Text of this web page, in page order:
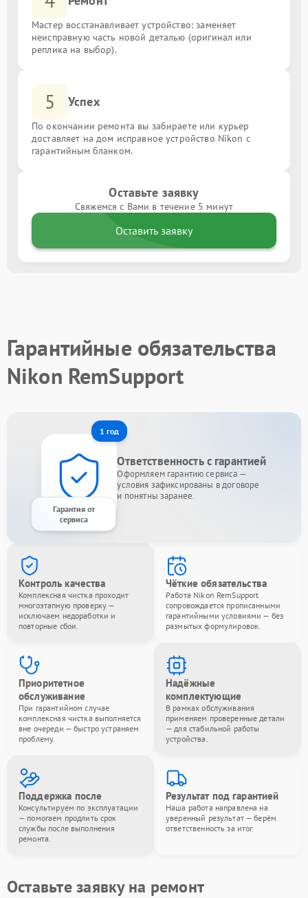
Мастер восстанавливает устройство: заменяет
неисправную часть новой деталью (оригинал или
реплика на выбор).
5 Успех
По окончании ремонта вы забираете или курьер
доставляет на дом исправное устройство Nikon с
гарантийным бланком.
Оставьте заявку
Свяжемся с Вами в течение 5 минут
Оставить заявку
Гарантийные обязательства
Nikon RemSupport
1 год
Гарантия от
сервиса
Ответственность с гарантией
Оформляем гарантию сервиса —
условия зафиксированы в договоре
и понятны заранее.
Контроль качества
Комплексная чистка проходит
многоэтапную проверку —
исключаем недоработки и
повторные сбои.
Чёткие обязательства
Работа Nikon RemSupport
сопровождается прописанными
гарантийными условиями — без
размытых формулировок.
Приоритетное
обслуживание
При гарантийном случае
комплексная чистка выполняется
вне очереди — быстро устраняем
проблему.
Надёжные
комплектующие
В рамках обслуживания
применяем проверенные детали
— для стабильной работы
устройства.
Поддержка после
Консультируем по эксплуатации
— помогаем продлить срок
службы после выполнения
ремонта.
Результат под гарантией
Наша работа направлена на
уверенный результат — берём
ответственность за итог.
Оставьте заявку на ремонт